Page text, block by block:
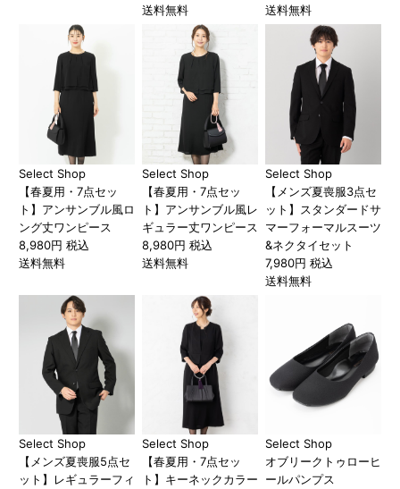
送料無料
送料無料
Select Shop
【春夏用・7点セッ
ト】アンサンブル風ロ
ング丈ワンピース
8,980円 税込
送料無料
Select Shop
【春夏用・7点セッ
ト】アンサンブル風レ
ギュラー丈ワンピース
8,980円 税込
送料無料
Select Shop
【メンズ夏喪服3点セ
ット】スタンダードサ
マーフォーマルスーツ
&ネクタイセット
7,980円 税込
送料無料
Select Shop
【メンズ夏喪服5点セ
ット】レギュラーフィ
Select Shop
【春夏用・7点セッ
ト】キーネックカラー
Select Shop
オブリークトゥローヒ
ールパンプス